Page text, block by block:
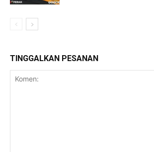
TINGGALKAN PESANAN